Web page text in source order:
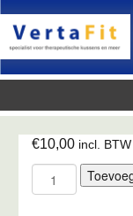
Producten
€10,00 incl. BTW
Zadelhoes
type